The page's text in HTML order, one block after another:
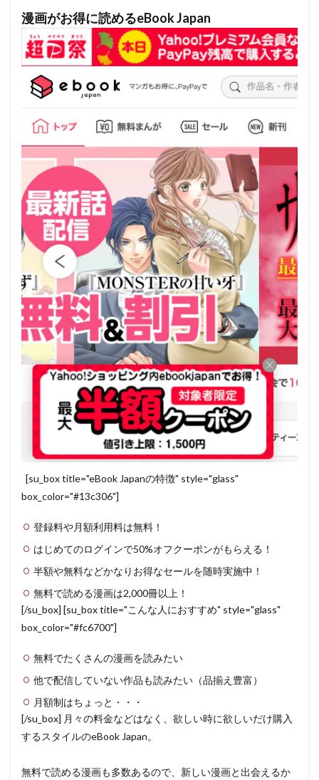
漫画がお得に読めるeBook Japan
[su_box title="eBook Japanの特徴" style="glass"
box_color="#13c306"]
登録料や月額利用料は無料！
はじめてのログインで50%オフクーポンがもらえる！
半額や無料などかなりお得なセールを随時実施中！
無料で読める漫画は2,000冊以上！
[/su_box] [su_box title="こんな人におすすめ" style="glass"
box_color="#fc6700"]
無料でたくさんの漫画を読みたい
他で配信していない作品も読みたい（品揃え豊富）
月額制はちょっと・・・
[/su_box] 月々の料金などはなく、欲しい時に欲しいだけ購入
するスタイルのeBook Japan。
無料で読める漫画も多数あるので、新しい漫画と出会えるか